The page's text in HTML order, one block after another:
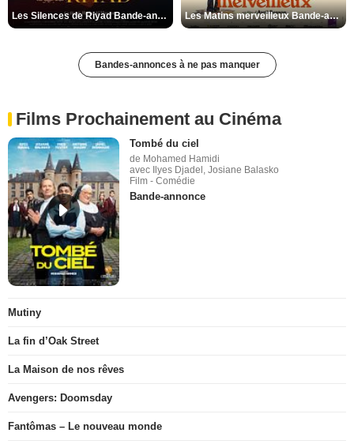
Les Silences de Riyad Bande-annonce VO STFR Les Matins merveilleux Bande-annonce VF
Bandes-annonces à ne pas manquer
Films Prochainement au Cinéma
Tombé du ciel
de Mohamed Hamidi
avec Ilyes Djadel, Josiane Balasko
Film - Comédie
Bande-annonce
Mutiny
La fin d’Oak Street
La Maison de nos rêves
Avengers: Doomsday
Fantômas – Le nouveau monde